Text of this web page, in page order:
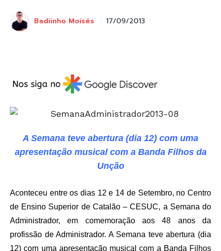
Badiinho Moisés 17/09/2013
A Semana teve abertura (dia 12) com uma
apresentação musical com a Banda Filhos da
Unção
Aconteceu entre os dias 12 e 14 de Setembro, no Centro
de Ensino Superior de Catalão – CESUC, a Semana do
Administrador, em comemoração aos 48 anos da
profissão de Administrador. A Semana teve abertura (dia
12) com uma apresentação musical com a Banda Filhos